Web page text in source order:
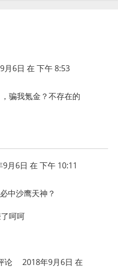
月6日 在 下午 8:53
骗我氪金？不存在的
月6日 在 下午 10:11
中沙鹰天神？
呵呵
论
2018年9月6日 在